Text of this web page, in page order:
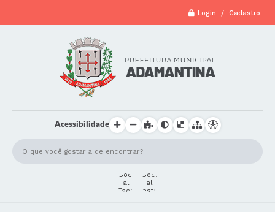
Login / Cadastro
Acessibilidade